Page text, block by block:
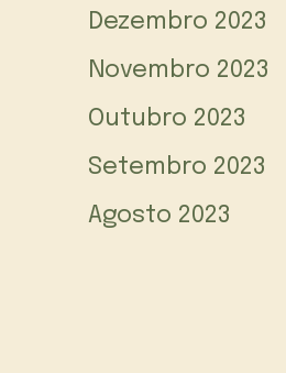
Dezembro 2023
Novembro 2023
Outubro 2023
Setembro 2023
Agosto 2023